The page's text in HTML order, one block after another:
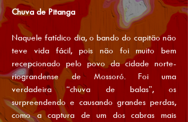
Chuva de Pitanga
Naquele fatídico dia, o bando do capitão não
teve vida fácil, pois não foi muito bem
recepcionado pelo povo da cidade norte-
riograndense de Mossoró. Foi uma
verdadeira “chuva de balas”, os
surpreendendo e causando grandes perdas,
como a captura de um dos cabras mais